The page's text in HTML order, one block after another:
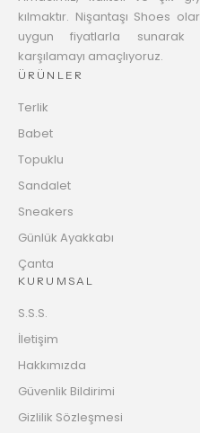
kılmaktır. Nişantaşı Shoes
uygun fiyatlarla sunarak
karşılamayı amaçlıyoruz.
ÜRÜNLER
Terlik
Babet
Topuklu
Sandalet
Sneakers
Günlük Ayakkabı
Çanta
KURUMSAL
S.S.S.
İletişim
Hakkımızda
Güvenlik Bildirimi
Gizlilik Sözleşmesi